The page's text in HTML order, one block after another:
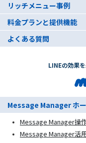
リッチメニュー事例
料金プランと提供機能
よくある質問
LINEの効果
Message Manager ホ
Message Manager操
Message Manager活